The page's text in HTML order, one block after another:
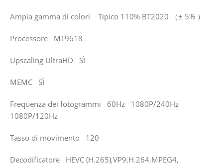
Ampia gamma di colori Tipico 110% BT2020 （± 5% ）
Processore MT9618
Upscaling UltraHD SÌ
MEMC SÌ
Frequenza dei fotogrammi 60Hz 1080P/240Hz
1080P/120Hz
Tasso di movimento 120
Decodificatore HEVC (H.265),VP9,H.264,MPEG4,